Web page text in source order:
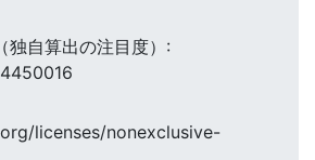
独自算出の注目度）:
licenses/nonexclusive-